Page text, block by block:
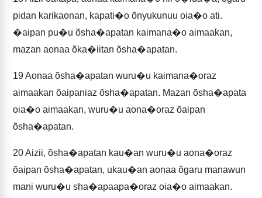
pidan karikaonan, kapati�o õnyukunuu oia�o ati.
�aipan pu�u õsha�apatan kaimana�o aimaakan,
mazan aonaa õka�iitan õsha�apatan.
19Aonaa õsha�apatan wuru�u kaimana�oraz
aimaakan õaipaniaz õsha�apatan. Mazan õsha�apata
oia�o aimaakan, wuru�u aona�oraz õaipan
õsha�apatan.
20Aizii, õsha�apatan kau�an wuru�u aona�oraz
õaipan õsha�apatan, ukau�an aonaa õgaru manawun
mani wuru�u sha�apaapa�oraz oia�o aimaakan.